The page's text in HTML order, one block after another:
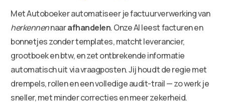
Met Autoboeker automatiseer je factuurverwerking van
herkennennaarafhandelen. Onze AI leest facturen en
bonnetjes zonder templates, matcht leverancier,
grootboek en btw, en zet ontbrekende informatie
automatisch uit via vraagposten. Jij houdt de regie met
drempels, rollen en een volledige audit-trail — zo werk je
sneller, met minder correcties en meer zekerheid.